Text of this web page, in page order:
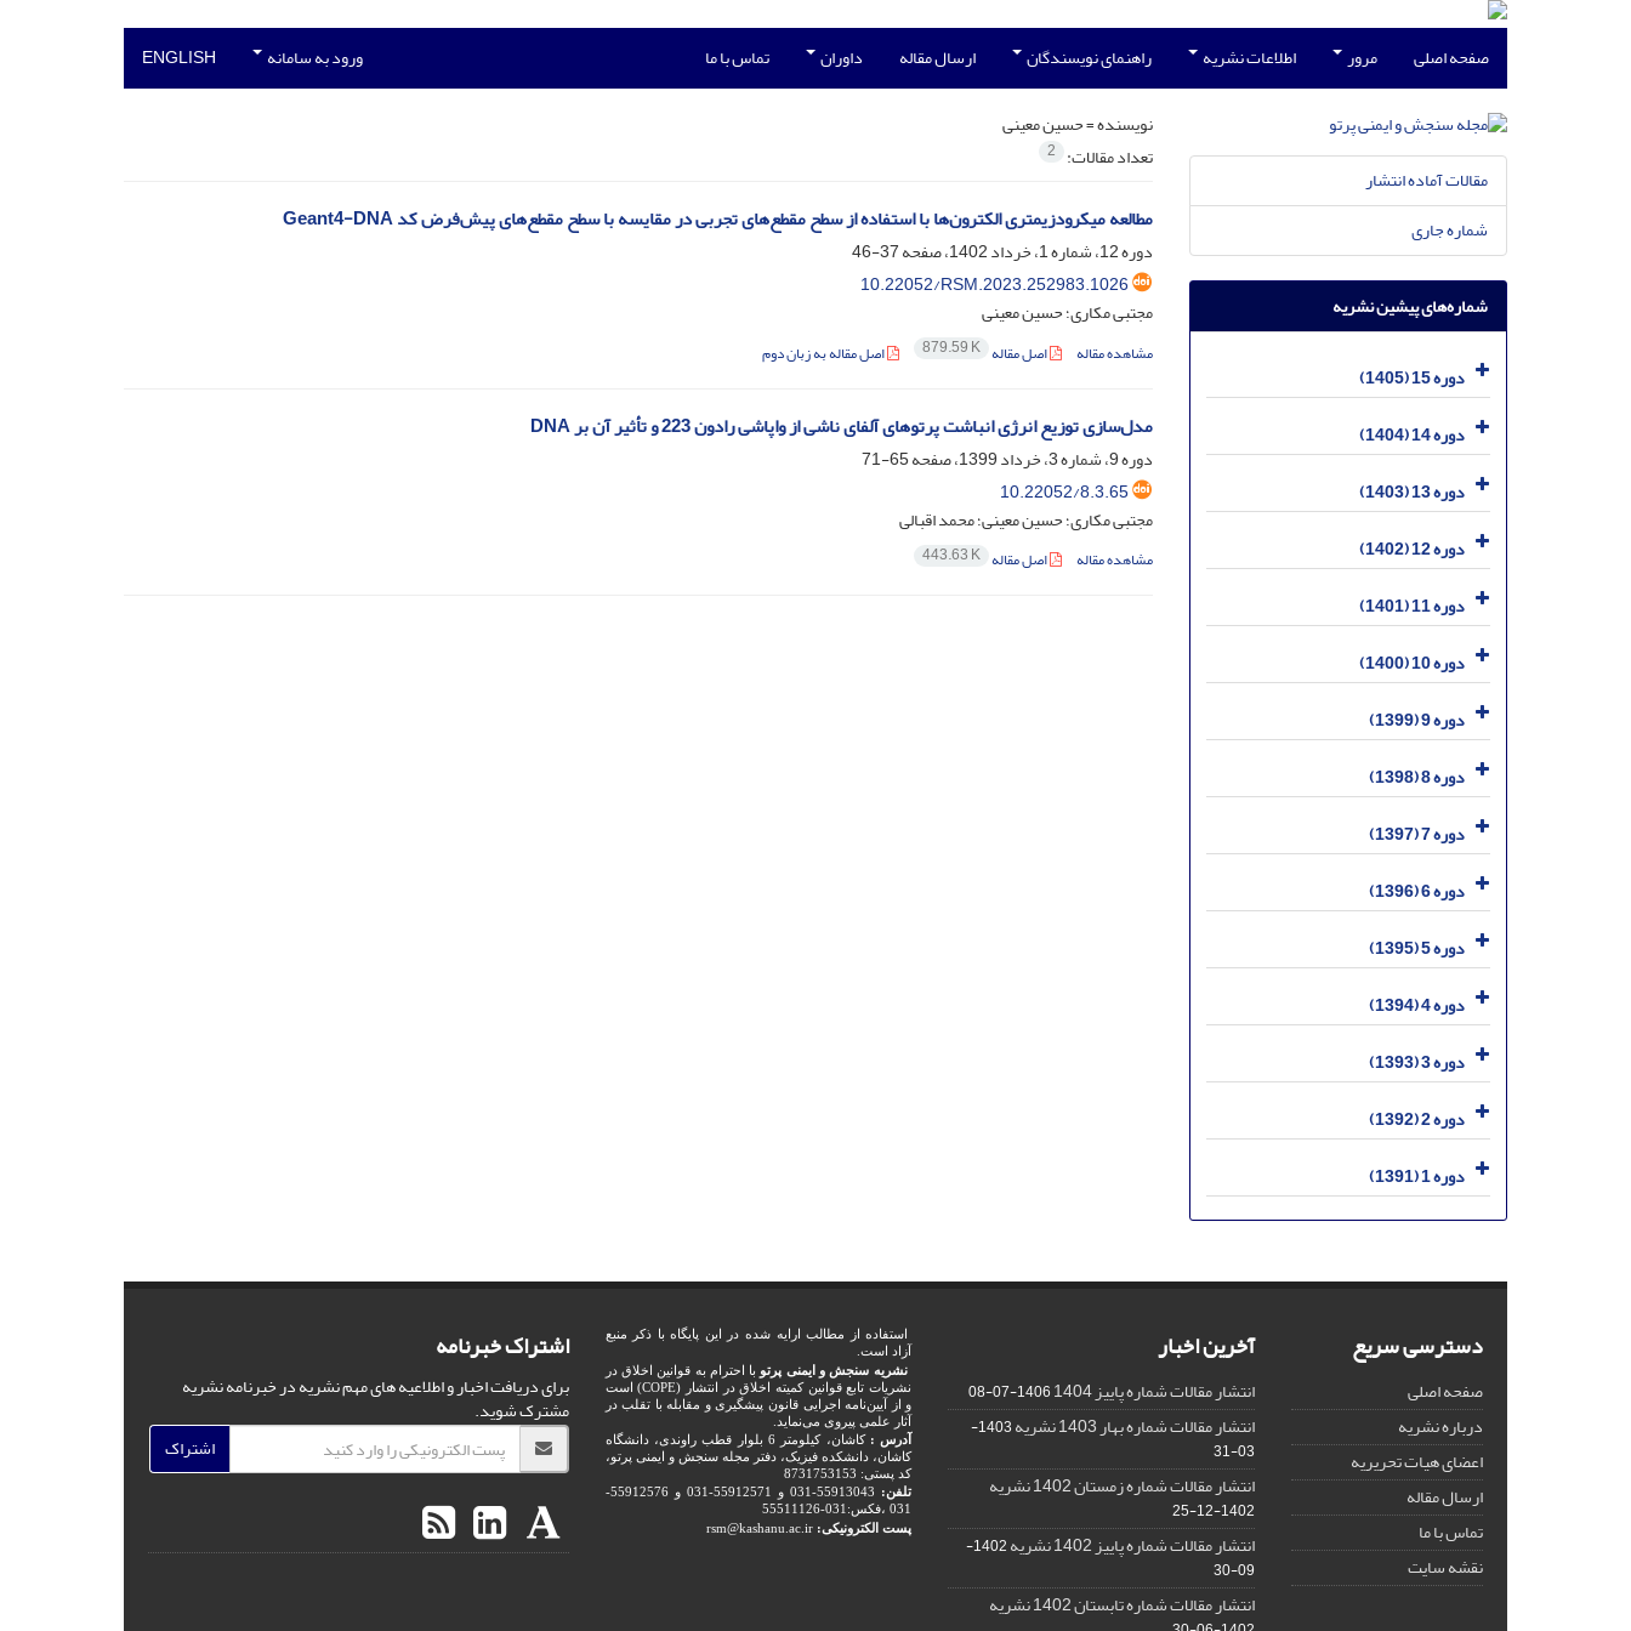
صفحه اصلی مرور اطلاعات نشریه راهنمای نویسندگان ارسال مقاله داوران تماس با ما ورود به سامانه ENGLISH
نویسنده =حسین معینی
تعداد مقالات: 2
مطالعه میکرودزیمتری الکترون‌ها با استفاده از سطح مقطع‌های تجربی در مقایسه با سطح مقطع‌های پیش‌فرض کد Geant4-DNA
دوره 12، شماره 1، خرداد 1402، صفحه
37-46
10.22052/RSM.2023.252983.1026
مجتبی مکاری؛ حسین معینی
مشاهده مقاله اصل مقاله 879.59 K اصل مقاله به زبان دوم
مدل‌سازی توزیع انرژی انباشت پرتوهای آلفای ناشی از واپاشی رادون 223 و تأثیر آن بر DNA
دوره 9، شماره 3، خرداد 1399، صفحه
65-71
10.22052/8.3.65
مجتبی مکاری؛ حسین معینی؛ محمد اقبالی
مشاهده مقاله اصل مقاله 443.63 K
مقالات آماده انتشار
شماره جاری
شماره‌های پیشین نشریه
دوره 15 (1405)
دوره 14 (1404)
دوره 13 (1403)
دوره 12 (1402)
دوره 11 (1401)
دوره 10 (1400)
دوره 9 (1399)
دوره 8 (1398)
دوره 7 (1397)
دوره 6 (1396)
دوره 5 (1395)
دوره 4 (1394)
دوره 3 (1393)
دوره 2 (1392)
دوره 1 (1391)
دسترسی سریع
صفحه اصلی
درباره نشریه
اعضای هیات تحریریه
ارسال مقاله
تماس با ما
نقشه سایت
آخرین اخبار
انتشار مقالات شماره پاییز 1404 1406-07-08
انتشار مقالات شماره بهار 1403 نشریه
1403-
03-31
انتشار مقالات شماره زمستان 1402 نشریه
1402-12-25
انتشار مقالات شماره پاییز 1402 نشریه
1402-
09-30
انتشار مقالات شماره تابستان 1402 نشریه
استفاده از مطالب ارایه شده در این پایگاه با ذکر منبع
آزاد است.
نشریه سنجش و ایمنی پرتو با احترام به قوانین اخلاق در
نشریات تابع قوانین کمیته اخلاق در انتشار (COPE) است
و از آیین‌نامه اجرایی قانون پیشگیری و مقابله با تقلب در
آثار علمی پیروی می‌نماید.
آدرس :
کاشان، کیلومتر 6 بلوار قطب راوندی، دانشگاه
کاشان، دانشکده فیزیک، دفتر مجله سنجش و ایمنی پرتو،
کد پستی: 8731753153
تلفن:
55913043-031 و 55912571-031 و 55912576-
031 ،فکس:031-55511126
پست الکترونیکی: rsm@kashanu.ac.ir
اشتراک خبرنامه
برای دریافت اخبار و اطلاعیه های مهم نشریه در خبرنامه نشریه
مشترک شوید.
اشتراک